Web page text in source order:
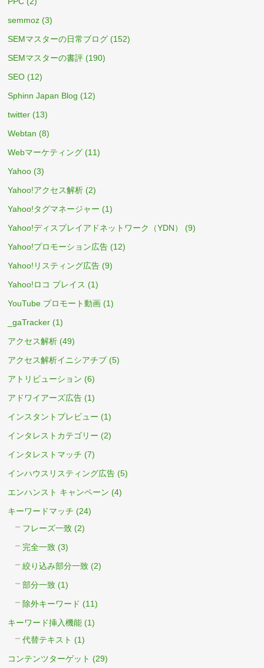
semmoz (3)
SEMマスターの日常ブログ (152)
SEMマスターの書評 (190)
SEO (12)
Sphinn Japan Blog (12)
twitter (13)
Webtan (8)
Webマーケティング (11)
Yahoo (3)
Yahoo!アクセス解析 (2)
Yahoo!タグマネージャー (1)
Yahoo!ディスプレイアドネットワーク（YDN）
(9)
Yahoo!プロモーション広告 (12)
Yahoo!リスティング広告 (9)
Yahoo!ロコ プレイス (1)
YouTube プロモート動画 (1)
_gaTracker (1)
アクセス解析 (49)
アクセス解析イニシアチブ (5)
アトリビューション (6)
アドワイアーズ広告 (1)
インスタントプレビュー (1)
インタレストカテゴリー (2)
インタレストマッチ (7)
インハウスリスティング広告 (5)
エンハンスト キャンペーン (4)
キーワードマッチ (24)
フレーズ一致 (2)
完全一致 (3)
絞り込み部分一致 (2)
部分一致 (1)
除外キーワード (11)
キーワード挿入機能 (1)
代替テキスト (1)
コンテンツターゲット (29)